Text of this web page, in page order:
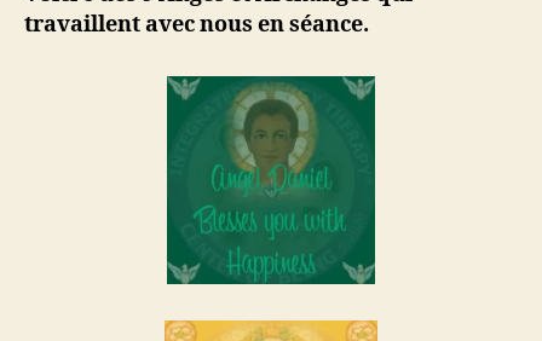
travaillent avec nous en séance.